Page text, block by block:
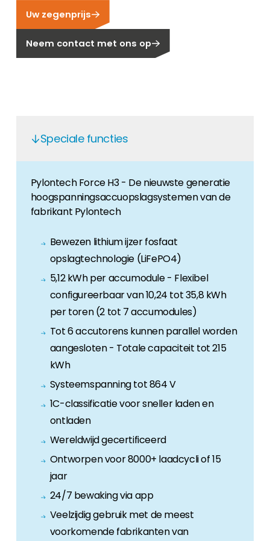
Carrière
Ben je op zoek naar een baan in de
hernieuwbare energiesector? Dan ben je hier
aan het juiste adres!
Uw zegenprijs
Neem contact met ons op
Speciale functies
Pylontech Force H3 - De nieuwste generatie
hoogspanningsaccuopslagsystemen van de
fabrikant Pylontech
Bewezen lithium ijzer fosfaat
opslagtechnologie (LiFePO4)
5,12 kWh per accumodule - Flexibel
configureerbaar van 10,24 tot 35,8 kWh
per toren (2 tot 7 accumodules)
Tot 6 accutorens kunnen parallel worden
aangesloten - Totale capaciteit tot 215
kWh
Systeemspanning tot 864 V
1C-classificatie voor sneller laden en
ontladen
Wereldwijd gecertificeerd
Ontworpen voor 8000+ laadcycli of 15
jaar
24/7 bewaking via app
Veelzijdig gebruik met de meest
voorkomende fabrikanten van